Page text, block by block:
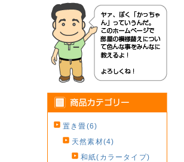
置き畳(6)
天然素材(4)
和紙(カラータイプ)